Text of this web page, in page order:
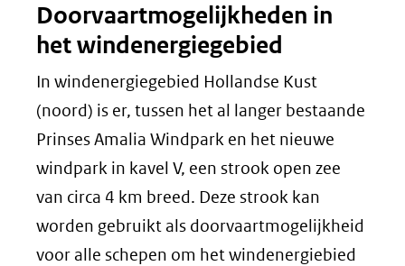
nieuw
venster)
(verwijst
naar
een
andere
website)
Doorvaartmogelijkheden in
het windenergiegebied
In windenergiegebied Hollandse Kust
(noord) is er, tussen het al langer bestaande
Prinses Amalia Windpark en het nieuwe
windpark in kavel V, een strook open zee
van circa 4 km breed. Deze strook kan
worden gebruikt als doorvaartmogelijkheid
voor alle schepen om het windenergiebied